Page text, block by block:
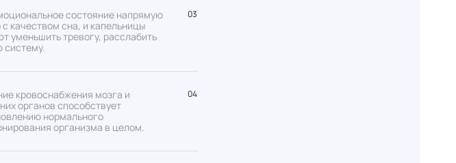
состояние напрямую
с качеством сна, и капельницы
уменьшить тревогу, расслабить
систему.
03
кровоснабжения мозга и
органов способствует
нормального
организма в целом.
04